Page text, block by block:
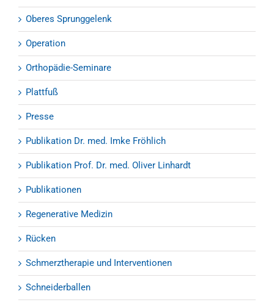
Oberes Sprunggelenk
Operation
Orthopädie-Seminare
Plattfuß
Presse
Publikation Dr. med. Imke Fröhlich
Publikation Prof. Dr. med. Oliver Linhardt
Publikationen
Regenerative Medizin
Rücken
Schmerztherapie und Interventionen
Schneiderballen